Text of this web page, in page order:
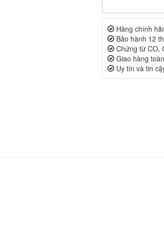
Hàng chính
Bảo hành 12
Chứng từ CO,
Giao hàng
Uy tín và tin